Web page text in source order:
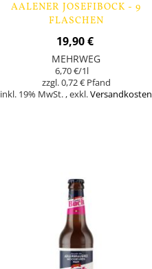
AALENER JOSEFIBOCK - 9
FLASCHEN
19,90 €
MEHRWEG
6,70 €/1l
0,72 €
inkl. 19% MwSt.,exkl.Versandkosten